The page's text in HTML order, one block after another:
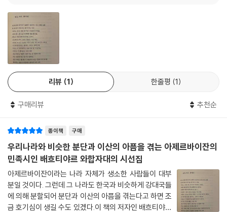
그는 연주한다. 노래 마디마디
너는 마음과 영혼을 빼앗겼구나.
시간도 장소도 잊고
상상의 세계에 푹 빠져들었다.
소리의 불기둥에 몸을 녹이고,
너 자신과 노래가 하나로 섞였구나.
노래는 너를 내 손에서 빼앗아 갔다.
나는 네 노래를 질투한다.
이 시 한 구절 한 구절을 채우고 있다. 1958년에 발표한 대표작 「귈뤼스탄」
은 ‘귈뤼스탄 조약’으로 두 개로 나뉜 분단국 아제르바이잔의 역사적 참사
에 대해 쓴 시이다.
당시에는 소련의 검열이 심해 이 작품을 출판하는 것이 불가능했으나 아제
르바이잔의 작은 도시 섀키 출신인 시인은 친구의 도움으로 지역 신문 『섀
키 패흘래시??ki f?hl?si』에 이 시를 발표했고, 이것을 빌미로 신문은 폐
스탄』은 며칠 만에 온 국민에게 퍼지고 사람들은 이 시를 암송하면서 아픔
명을 함께하며 국가를 위해 싸운 지식인으로, 구소련이 지배하던 시대에
온갖 통제와 억압에도 불구하고 두려움 없이 역사적 고난들을 섬세한 예술
적 언어로 표현했다. 아제르바이잔의 아픔을 다양한 문학적 표현 방식을
통해 상징적으로 구현한 서사시들과 희곡은 왜 그가 사랑받는 국민 시인인
지 말해준다.
“와합자대의 시와 미학은 민족적 차원에만 머무르지 않는다.
리뷰 1 한줄평 1
구매리뷰 추천순
종이책 구매
우리나라와 비슷한 분단과 이산의 아픔을 겪는 아제르바이잔의
민족시인 배흐티야르 와합자대의 시선집
아제르바이잔이라는 나라 자체가 생소한 사람들이 대부
분일 것이다. 그런데 그 나라도 한국과 비슷하게 강대국들
에 의해 분할되어 분단과 이산의 아픔을 겪는다고 하면 조
금 호기심이 생길 수도 있겠다.이 책의 저자인 배흐티야르